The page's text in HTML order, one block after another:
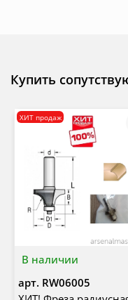
Купить
В наличии
ХИТ продаж
арт. RW06005